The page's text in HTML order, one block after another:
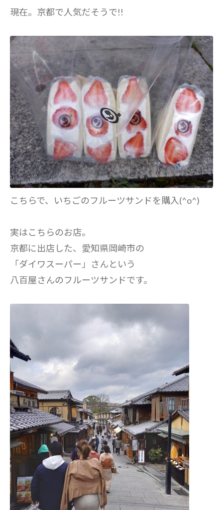
現在。京都で人気だそうで!!
こちらで、いちごのフルーツサンドを購入(^o^)
実はこちらのお店。
京都に出店した、愛知県岡崎市の
「ダイワスーパー」さんという
八百屋さんのフルーツサンドです。